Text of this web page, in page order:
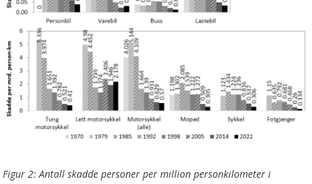
Figur 2: Antall skadde personer per million personkilometer i